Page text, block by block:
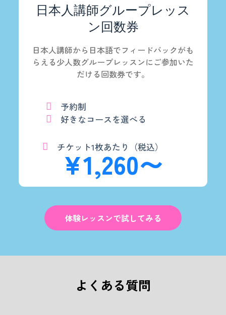
日本人講師グループレッス
ン回数券
日本人講師から日本語でフィードバックがも
らえる少人数グループレッスンにご参加いた
だける回数券です。
予約制
好きなコースを選べる
チケット1枚あたり（税込）
¥1,260〜
体験レッスンで試してみる
よくある質問